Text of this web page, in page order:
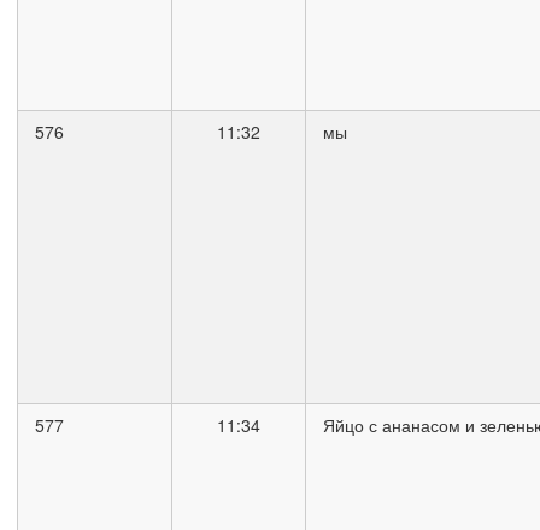
576 11:32 мы
577 11:34 Яйцо с ананасом и